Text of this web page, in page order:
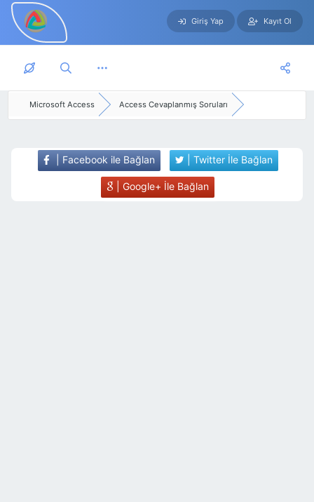
Skip to main content
Giriş Yap Kayıt Ol
Microsoft Access Access Cevaplanmış Soruları
| Facebook ile Bağlan | Twitter İle Bağlan
| Google+ İle Bağlan